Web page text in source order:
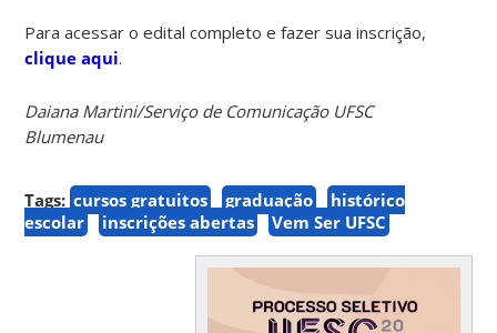
Para acessar o edital completo e fazer sua inscrição,
clique aqui.
Daiana Martini/Serviço de Comunicação UFSC
Blumenau
Tags: cursos gratuitos graduação
histórico
escolar
inscrições abertas Vem Ser UFSC